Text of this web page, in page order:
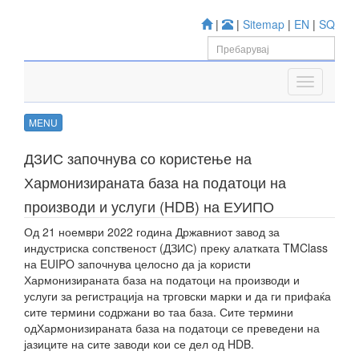
| | Sitemap | EN | SQ
MENU
ДЗИС започнува со користење на
Хармонизираната база на податоци на
производи и услуги (HDB) на ЕУИПО
Од 21 ноември 2022 година Државниот завод за
индустриска сопственост (ДЗИС) преку алатката TMClass
на EUIPO започнува целосно да ја користи
Хармонизираната база на податоци на производи и
услуги за регистрација на трговски марки и да ги прифаќа
сите термини содржани во таа база. Сите термини
одХармонизираната база на податоци се преведени на
јазиците на сите заводи кои се дел од HDB.